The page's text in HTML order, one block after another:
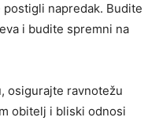
napredak. Budite
i budite spremni na
osigurajte ravnotežu
obitelj i bliski odnosi